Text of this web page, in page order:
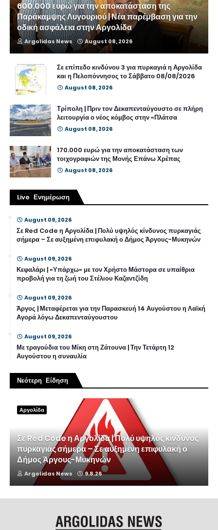
600.000 ευρώ για την αποκατάσταση της
Παράκαμψης Λυγουριού | Νέα παρέμβαση για την
οδική ασφάλεια στην Αργολίδα
Argolidas News August 08, 2026
Σε επίπεδο κινδύνου 3 για πυρκαγιά η Αργολίδα
και η Πελοπόννησος το Σάββατο 08/08/2026
August 08, 2026
Τρίπολη | Πριν τον Δεκαπενταύγουστο σε πλήρη
λειτουργία ο νέος κόμβος στην «Πλάτσα
August 08, 2026
170.000 ευρώ για την αποκατάσταση των
τοιχογραφιών της Μονής Επάνω Χρέπας
August 08, 2026
Live Ενημέρωση
August 09, 2026
Σε Red Code η Αργολίδα | Πολύ υψηλός κίνδυνος πυρκαγιάς
σήμερα – Σε αυξημένη επιφυλακή ο Δήμος Άργους-Μυκηνών
August 09, 2026
Κεφαλάρι | «Υπάρχω» με τον Χρήστο Μάστορα σε υπαίθρια
προβολή για τη ζωή του Στέλιου Καζαντζίδη
August 09, 2026
Άργος | Μεταφέρεται για την Παρασκευή 14 Αυγούστου η Λαϊκή
Αγορά λόγω Δεκαπενταύγουστου
August 09, 2026
Με τραγούδια του Μίκη στη Ζάτουνα | Την Τετάρτη 12
Αυγούστου η συναυλία
Νεότερη Είδηση
Αργολίδα
Σε Red Code η Αργολίδα | Πολύ υψηλός κίνδυνος
πυρκαγιάς σήμερα – Σε αυξημένη επιφυλακή ο
Δήμος Άργους-Μυκηνών
Argolidas News 9.8.26